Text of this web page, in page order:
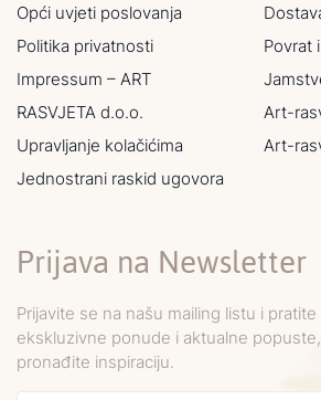
Opći uvjeti poslovanja
Politika privatnosti
Impressum – ART
RASVJETA d.o.o.
Upravljanje kolačićima
Jednostrani raskid ugovora
Povrat
Art-
Art-
Prijava na Newsletter
Prijavite se na našu mailing listu i
ekskluzivne ponude i aktualne
pronađite inspiraciju.